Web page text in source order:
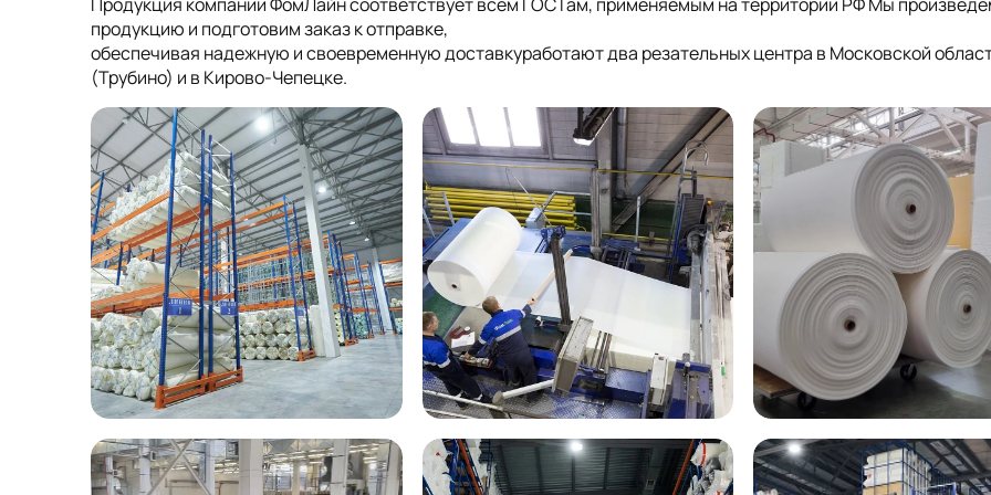
Продукция компании ФомЛайн соответствует всем ГОСТам, применяемым на территории РФ Мы
продукцию и подготовим заказ к отправке,
обеспечивая надежную и своевременную доставкуработают два резательных центра в Московской
(Трубино) и в Кирово-Чепецке.